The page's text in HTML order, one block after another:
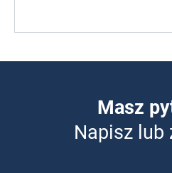
Masz
Napisz lub